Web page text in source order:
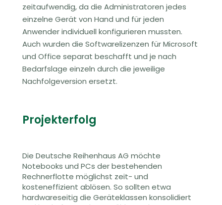
zeitaufwendig, da die Administratoren jedes
einzelne Gerät von Hand und für jeden
Anwender individuell konfigurieren mussten.
Auch wurden die Softwarelizenzen für Microsoft
und Office separat beschafft und je nach
Bedarfslage einzeln durch die jeweilige
Nachfolgeversion ersetzt.
Projekterfolg
Die Deutsche Reihenhaus AG möchte
Notebooks und PCs der bestehenden
Rechnerflotte möglichst zeit- und
kosteneffizient ablösen. So sollten etwa
hardwareseitig die Geräteklassen konsolidiert